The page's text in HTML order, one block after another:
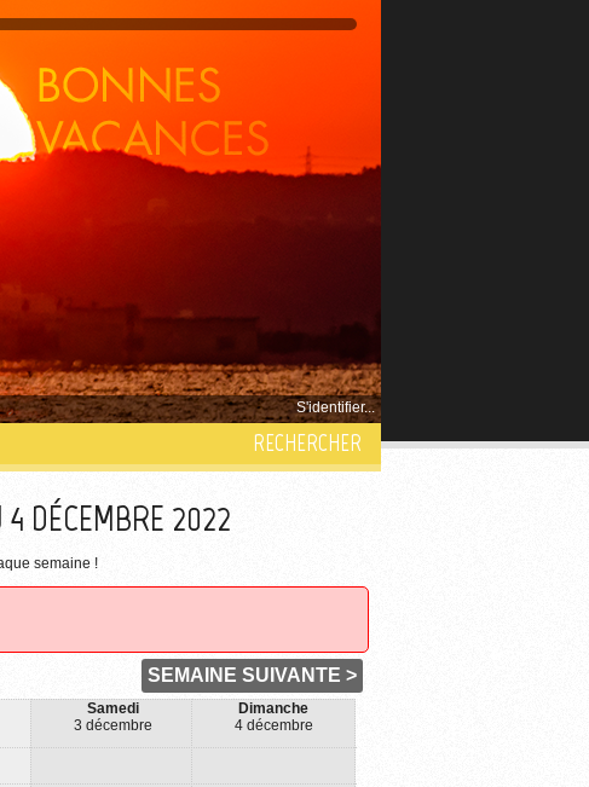
S'identifier...
RECHERCHER
DÉCEMBRE 2022
semaine !
SEMAINE SUIVANTE >
Samedi
3 décembre
Dimanche
4 décembre